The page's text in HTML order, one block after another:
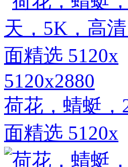
5120x2880
荷花，蜻蜓，
面精选 5120x